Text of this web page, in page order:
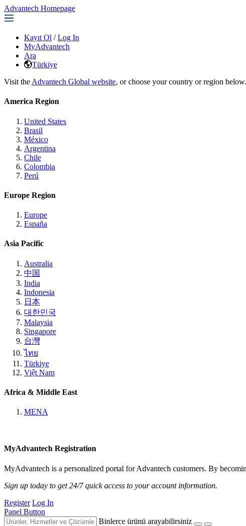
Advantech Homepage
Kayıt Ol / Log In
MyAdvantech
Ara
Türkiye
Visit the Advantech Global website, or choose your country or region below.
America Region
United States
Brasil
México
Argentina
Chile
Colombia
Perú
Europe Region
Europe
España
Asia Pacific
Australia
中国
India
Indonesia
日本
대한민국
Malaysia
Singapore
台灣
ไทย
Türkiye
Việt Nam
Africa & Middle East
MENA
MyAdvantech Registration
MyAdvantech is a personalized portal for Advantech customers. By
Sign up today to get 24/7 quick access to your account information.
Register Log In
Panel Button
Binlerce ürünü arayabilirsiniz